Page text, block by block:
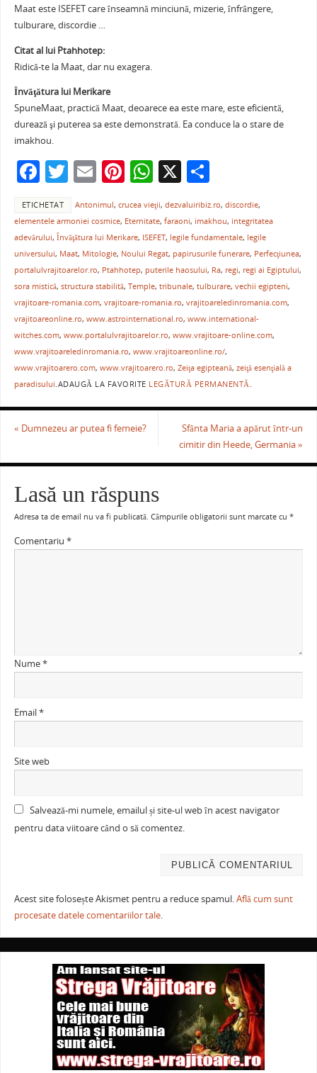
Maat este ISEFET care înseamnă minciună, mizerie, înfrângere,
tulburare, discordie …
Citat al lui Ptahhotep:
Ridică-te la Maat, dar nu exagera.
Învăţătura lui Merikare
SpuneMaat, practică Maat, deoarece ea este mare, este eficientă,
durează şi puterea sa este demonstrată. Ea conduce la o stare de
imakhou.
F
a
c
e
b
o
o
k
T
w
itt
er
E
m
ai
l
Pi
er
e
st
W
h
at
s
A
p
p
X P
ar
ta
je
a
ză
ETICHETAT Antonimul,crucea vieţii,dezvaluiribiz.ro,discordie,
elementele armoniei cosmice, Eternitate, faraoni, imakhou, integritatea
adevărului, Învăţătura lui Merikare, ISEFET, legile fundamentale, legile
universului, Maat, Mitologie, Noului Regat, papirusurile funerare, Perfecţiunea,
portalulvrajitoarelor.ro, Ptahhotep, puterile haosului, Ra, regi, regi ai Egiptului,
sora mistică, structura stabilită, Temple, tribunale, tulburare, vechii egipteni,
vrajitoare-romania.com, vrajitoare-romania.ro, vrajitoareledinromania.com,
vrajitoareonline.ro, www.astrointernational.ro, www.international-
witches.com, www.portalulvrajitoarelor.ro, www.vrajitoare-online.com,
www.vrajitoareledinromania.ro, www.vrajitoareonline.ro/,
www.vrajitoarero.com, www.vrajitoarero.ro, Zeiţa egipteană, zeiţă esenţială a
paradisului.ADAUGĂ LA FAVORITE LEGĂTURĂ PERMANENTĂ.
« Dumnezeu ar putea fi femeie?
Sfânta Maria a apărut într-un
cimitir din Heede, Germania»
Lasă un răspuns
Adresa ta de email nu va fi publicată. Câmpurile obligatorii sunt marcate cu *
Comentariu *
Nume*
Email*
Site web
Salvează-mi numele, emailul și site-ul web în acest navigator
pentru data viitoare când o să comentez.
Acest site folosește Akismet pentru a reduce spamul.Află cum sunt
procesate datele comentariilor tale.